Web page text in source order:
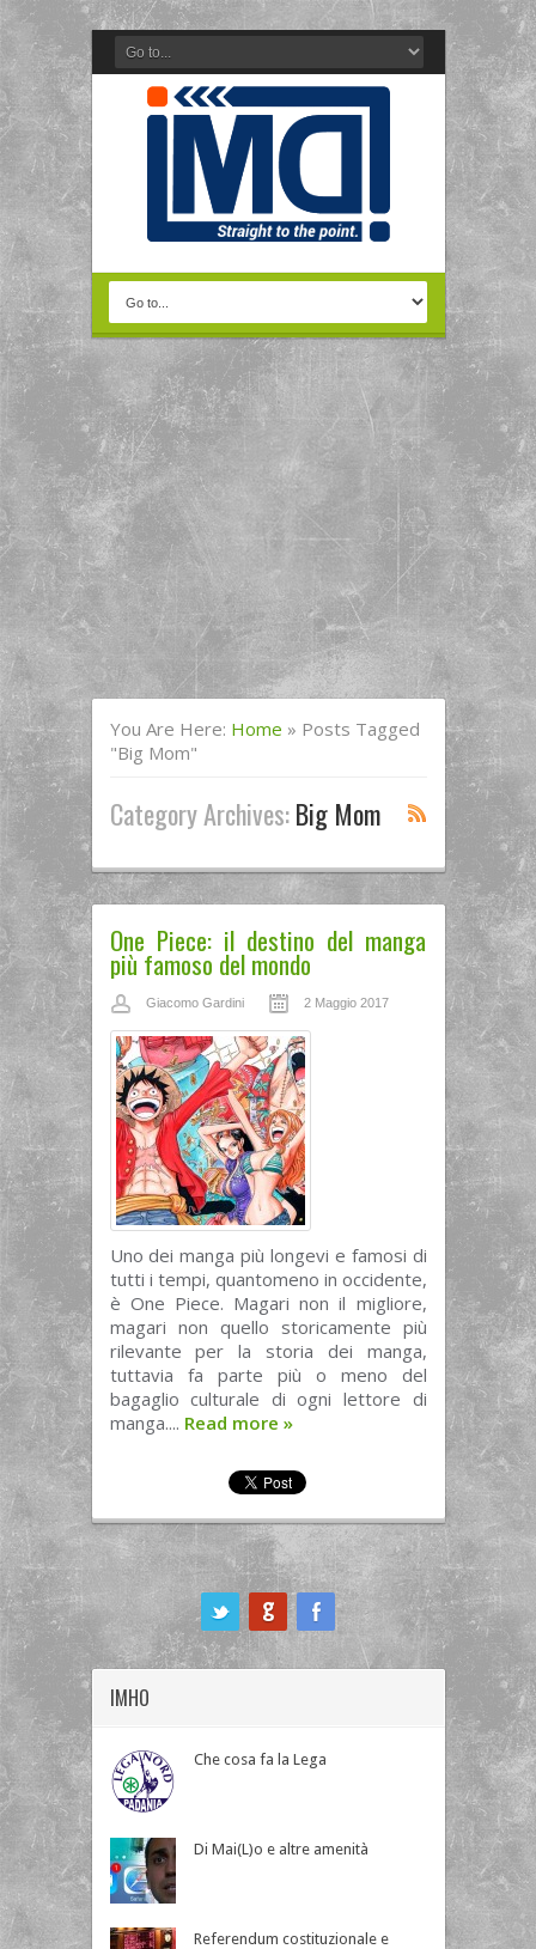
You Are Here: Home » Posts Tagged
"Big Mom"
Category Archives:Big Mom
One Piece: il destino del manga
più famoso del mondo
Giacomo Gardini 2 Maggio 2017
Uno dei manga più longevi e famosi di
tutti i tempi, quantomeno in occidente,
è One Piece. Magari non il migliore,
magari non quello storicamente più
rilevante per la storia dei manga,
tuttavia fa parte più o meno del
bagaglio culturale di ogni lettore di
manga.... Read more »
IMHO
Che cosa fa la Lega
Di Mai(L)o e altre amenità
Referendum costituzionale e